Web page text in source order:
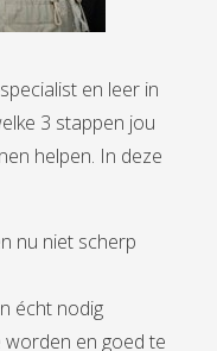
en leer in
3 stappen jou
helpen. In deze
nu niet scherp
écht nodig
worden en goed te